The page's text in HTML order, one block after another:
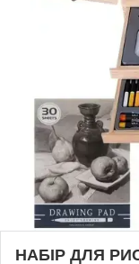
НАБІР ДЛЯ